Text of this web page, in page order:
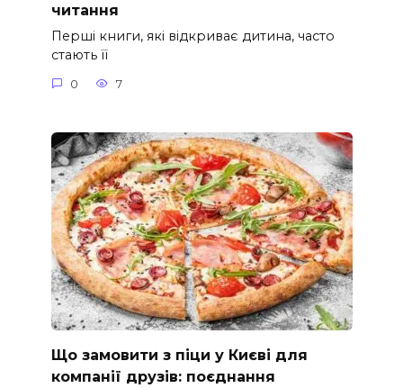
читання
Перші книги, які відкриває дитина, часто
стають її
0 7
Що замовити з піци у Києві для
компанії друзів: поєднання